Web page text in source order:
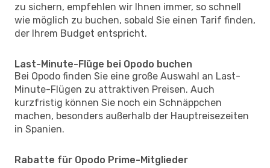
zu sichern, empfehlen wir Ihnen immer, so schnell
wie möglich zu buchen, sobald Sie einen Tarif finden,
der Ihrem Budget entspricht.
Last-Minute-Flüge bei Opodo buchen
Bei Opodo finden Sie eine große Auswahl an Last-
Minute-Flügen zu attraktiven Preisen. Auch
kurzfristig können Sie noch ein Schnäppchen
machen, besonders außerhalb der Hauptreisezeiten
in Spanien.
Rabatte für Opodo Prime-Mitglieder